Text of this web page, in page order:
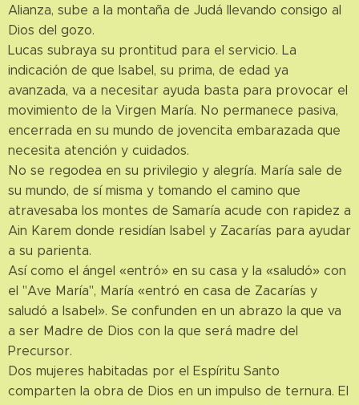
Alianza, sube a la montaña de Judá llevando consigo al
Dios del gozo.
Lucas subraya su prontitud para el servicio. La
indicación de que Isabel, su prima, de edad ya
avanzada, va a necesitar ayuda basta para provocar el
movimiento de la Virgen María. No permanece pasiva,
encerrada en su mundo de jovencita embarazada que
necesita atención y cuidados.
No se regodea en su privilegio y alegría. María sale de
su mundo, de sí misma y tomando el camino que
atravesaba los montes de Samaría acude con rapidez a
Ain Karem donde residían Isabel y Zacarías para ayudar
a su parienta.
Así como el ángel «entró» en su casa y la «saludó» con
el "Ave María", María «entró en casa de Zacarías y
saludó a Isabel». Se confunden en un abrazo la que va
a ser Madre de Dios con la que será madre del
Precursor.
Dos mujeres habitadas por el Espíritu Santo
comparten la obra de Dios en un impulso de ternura. El